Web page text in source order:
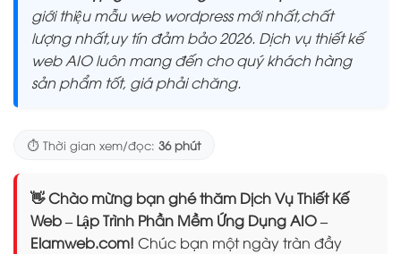
giới thiệu mẫu web wordpress mới nhất,chất
lượng nhất,uy tín đảm bảo 2026. Dịch vụ thiết kế
web AIO luôn mang đến cho quý khách hàng
sản phẩm tốt, giá phải chăng.
⏱️ Thời gian xem/đọc: 36 phút
👋 Chào mừng bạn ghé thăm Dịch Vụ Thiết Kế
Web – Lập Trình Phần Mềm Ứng Dụng AIO –
Elamweb.com! Chúc bạn một ngày tràn đầy